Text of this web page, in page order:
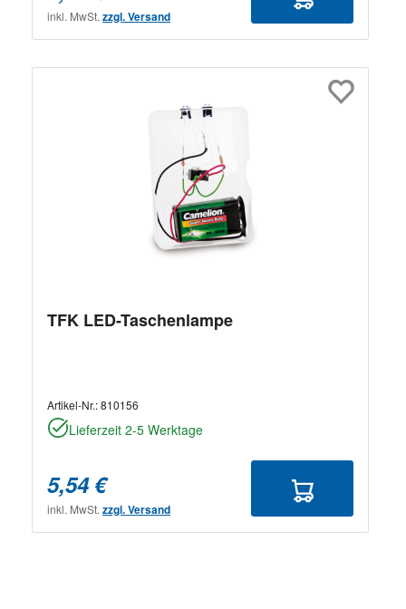
inkl. MwSt. zzgl. Versand
TFK LED-Taschenlampe
Artikel-Nr.:810156
Lieferzeit 2-5 Werktage
5,54 €
inkl. MwSt. zzgl. Versand